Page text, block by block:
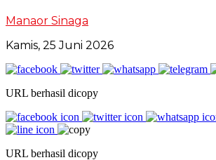
Manaor Sinaga
Kamis, 25 Juni 2026
URL berhasil dicopy
URL berhasil dicopy